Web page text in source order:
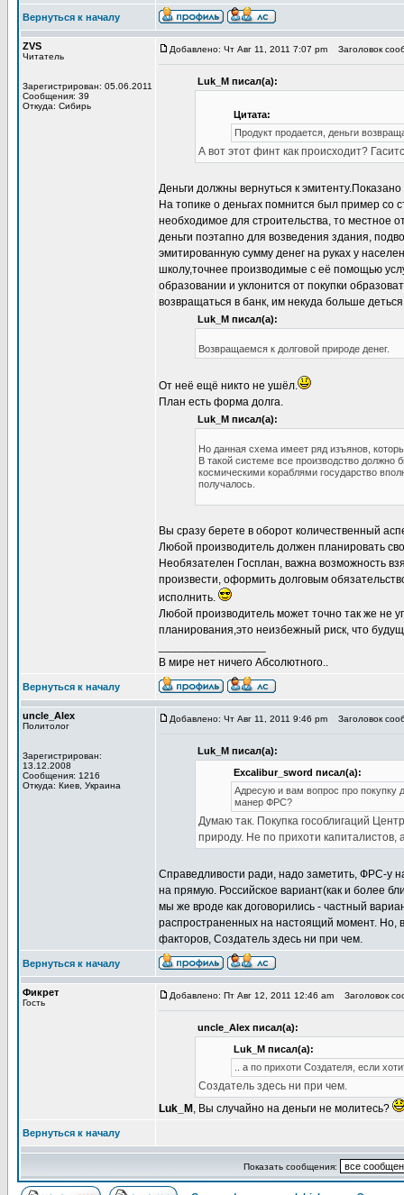
Вернуться к началу
ZVS
Читатель
Зарегистрирован: 05.06.2011
Сообщения: 39
Откуда: Сибирь
Добавлено: Чт Авг 11, 2011 7:07 pm Заголовок
Luk_M писал(а):
Цитата:
Продукт продается, деньги
А вот этот финт как происходит?
Деньги должны вернуться к
На топике о деньгах помнится был пример со
необходимое для строительства, то местное
деньги поэтапно для возведения здания,
эмитированную сумму денег на руках у
школу,точнее производимые с её помощью
образовании и уклонится от покупки
возвращаться в банк, им некуда больше
Luk_M писал(а):
Возвращаемся к долговой природе денег.
От неё ещё никто не ушёл.
План есть форма долга.
Luk_M писал(а):
Но данная схема имеет ряд изъянов,
В такой системе все производство должно
космическими кораблями государство
получалось.
Вы сразу берете в оборот количественный
Любой производитель должен планировать
Необязателен Госплан, важна возможность
произвести, оформить долговым
исполнить.
Любой производитель может точно так же не
планирования,это неизбежный риск, что
В мире нет ничего Абсолютного..
Вернуться к началу
uncle_Alex
Политолог
Зарегистрирован:
13.12.2008
Сообщения: 1216
Откуда: Киев, Украина
Добавлено: Чт Авг 11, 2011 9:46 pm Заголовок
Luk_M писал(а):
Excalibur_sword писал(а):
Адресую и вам вопрос про покупку
манер ФРС?
Думаю так. Покупка гособлигаций
природу. Не по прихоти капиталистов,
Справедливости ради, надо заметить, ФРС-у
на прямую. Российское вариант(как и более
мы же вроде как договорились - частный
распространенных на настоящий момент. Но,
факторов, Создатель здесь ни при чем.
Вернуться к началу
Фикрет
Гость
Добавлено: Пт Авг 12, 2011 12:46 am Заголовок
uncle_Alex писал(а):
Luk_M писал(а):
.. а по прихоти Создателя, если
Создатель здесь ни при чем.
Luk_M , Вы случайно на деньги не молитесь?
Вернуться к началу
Показать сообщения: